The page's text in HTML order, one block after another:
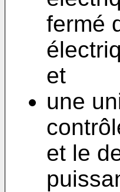
fermé
et
une
et le